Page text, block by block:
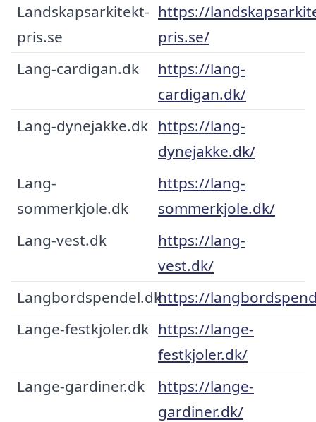
Landskapsarkitekt-
pris.se
https://
pris.se/
Lang-cardigan.dk
https://lang-
cardigan.dk/
Lang-dynejakke.dk https://lang-
dynejakke.dk/
Lang-
sommerkjole.dk
https://lang-
sommerkjole.dk/
Lang-vest.dk
https://lang-
vest.dk/
Langbordspendel.dkhttps://
Lange-festkjoler.dk https://lange-
festkjoler.dk/
Lange-gardiner.dk
https://lange-
gardiner.dk/